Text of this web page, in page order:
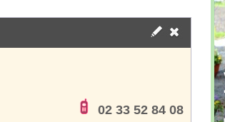
02 33 52 84 08